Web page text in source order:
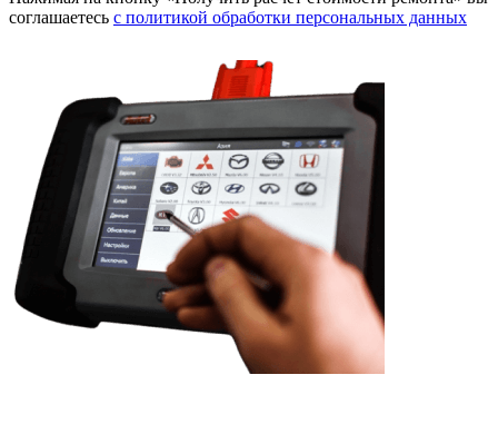
соглашаетесь с политикой обработки персональных данных